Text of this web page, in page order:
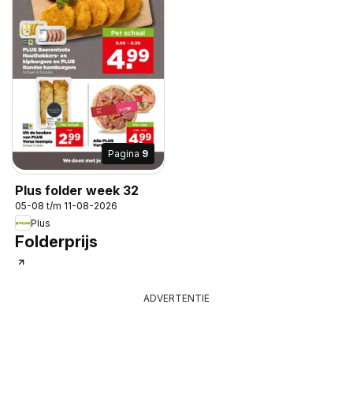
Pagina 9
Plus folder week 32
05-08 t/m 11-08-2026
Plus
Folderprijs
ADVERTENTIE